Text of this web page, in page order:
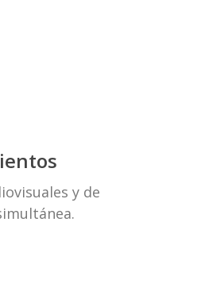
y de